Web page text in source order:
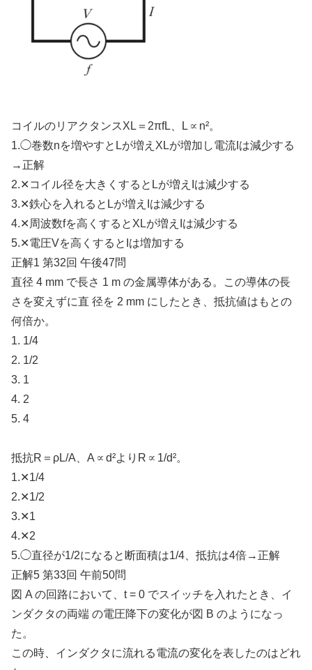
コイルのリアクタンスXL＝2πfL、L∝n²。
1.◯巻数nを増やすとLが増えXLが増加し電流Iは減少する
→正解
2.✕コイル径を大きくするとLが増えIは減少する
3.✕鉄心を入れるとLが増えIは減少する
4.✕周波数fを高くするとXLが増えIは減少する
5.✕電圧Vを高くするとIは増加する
正解1 第32回 午後47問
直径 4 mm で長さ 1 m の金属導体がある。この導体の長
さを変えずに直 径を 2 mm にしたとき、抵抗値はもとの
何倍か。
1. 1/4
2. 1/2
3. 1
4. 2
5. 4
抵抗R＝ρL/A、A∝d²よりR∝1/d²。
1.✕1/4
2.✕1/2
3.✕1
4.✕2
5.◯直径が1/2になると断面積は1/4、抵抗は4倍→正解
正解5 第33回 午前50問
図 A の回路において、t = 0 でスイッチを入れたとき、イ
ンダクタの両端 の電圧降下の変化が図 B のようになっ
た。
この時、インダクタに流れる電流の変化を表したのはどれ